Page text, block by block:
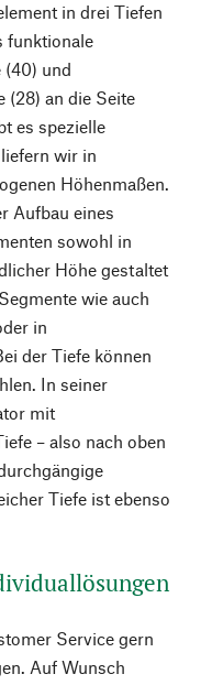
in drei Tiefen
funktionale
(40) und
(28) an die Seite
es spezielle
wir in
Höhenmaßen.
Aufbau eines
sowohl in
Höhe gestaltet
wie auch
in
der Tiefe können
In seiner
mit
– also nach oben
Tiefe ist ebenso
Service gern
Auf Wunsch